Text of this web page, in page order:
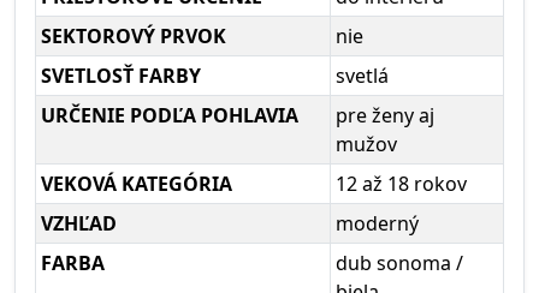
SEKTOROVÝ PRVOK
nie
SVETLOSŤ FARBY
svetlá
URČENIE PODĽA POHLAVIA
pre ženy aj
mužov
VEKOVÁ KATEGÓRIA
12 až 18 rokov
VZHĽAD
moderný
FARBA
dub sonoma /